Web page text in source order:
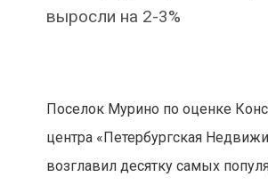
выросли на 2-3%
Поселок Мурино по оценке
центра «Петербургская
возглавил десятку самых